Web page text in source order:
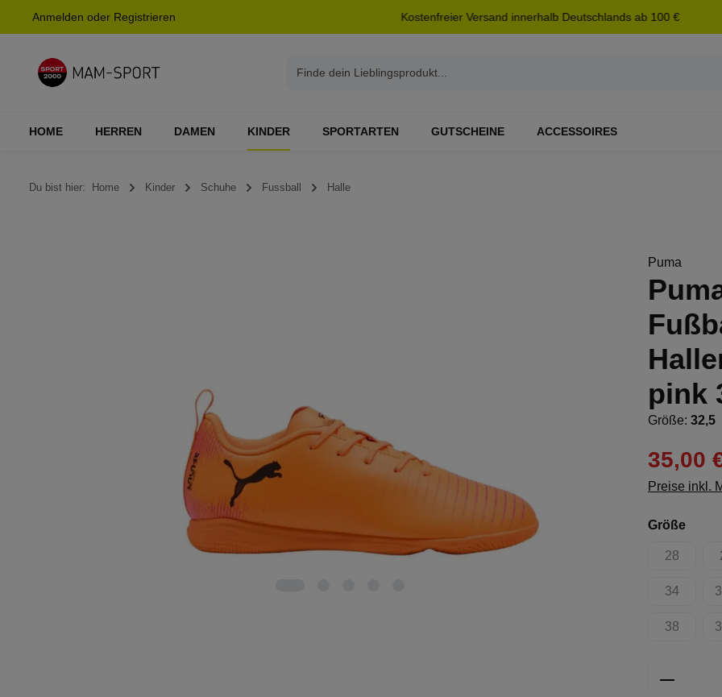
Zur Hauptnavigation springen
Anmelden oder Registrieren Kostenfreier Versand innerhalb Deutschlands ab 100 €
HOME HERREN DAMEN KINDER SPORTARTEN GUTSCHEINE ACCESSOIRES
Du bist hier: Home Kinder Schuhe Fussball Halle
Puma
pink
Größe: 32,5
35,00
Preise inkl.
Größe
28
(Diese
34
(Diese
38
(Diese